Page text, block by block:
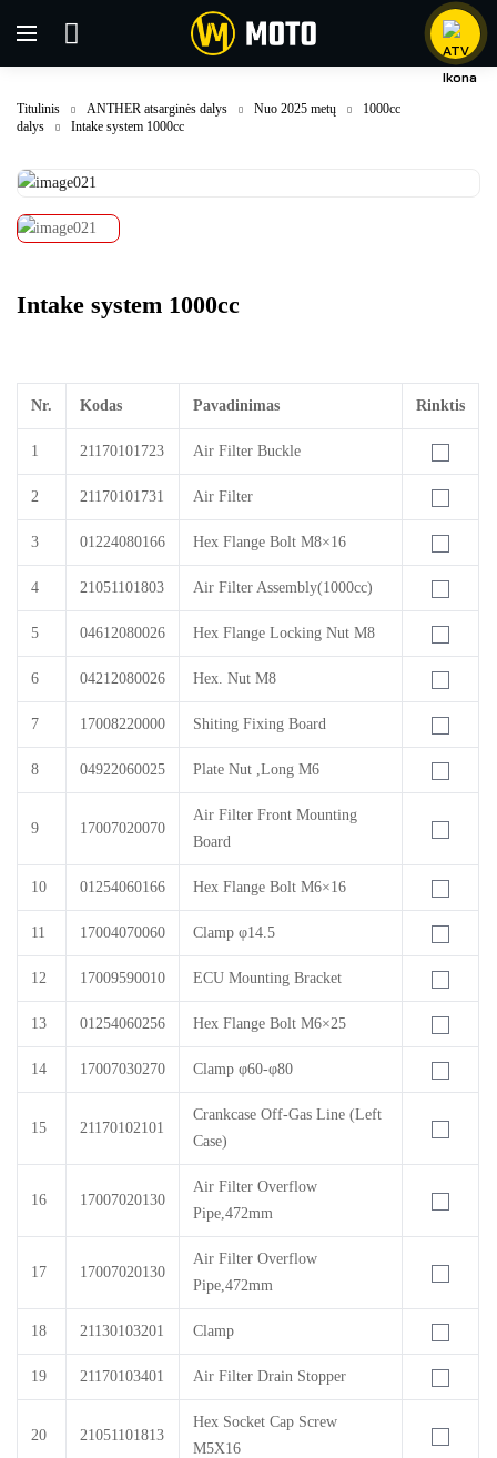
Titulinis ANTHER atsarginės dalys Nuo 2025 metų
1000cc
dalys
Intake system 1000cc
Intake system 1000cc
Nr. Kodas Pavadinimas Rinktis
1 21170101723 Air Filter Buckle
2 21170101731 Air Filter
3 01224080166 Hex Flange Bolt M8×16
4 21051101803 Air Filter Assembly(1000cc)
5 04612080026 Hex Flange Locking Nut M8
6 04212080026 Hex. Nut M8
7 17008220000 Shiting Fixing Board
8 04922060025 Plate Nut ,Long M6
9 17007020070
Air Filter Front Mounting
Board
10 01254060166 Hex Flange Bolt M6×16
11 17004070060 Clamp φ14.5
12 17009590010 ECU Mounting Bracket
13 01254060256 Hex Flange Bolt M6×25
14 17007030270 Clamp φ60-φ80
15 21170102101
Crankcase Off-Gas Line (Left
Case)
16 17007020130
Air Filter Overflow
Pipe,472mm
17 17007020130
Air Filter Overflow
Pipe,472mm
18 21130103201 Clamp
19 21170103401 Air Filter Drain Stopper
20 21051101813
Hex Socket Cap Screw
M5X16